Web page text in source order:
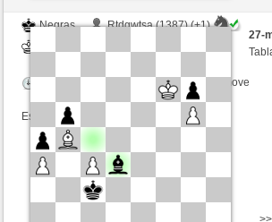
Negras
Rtdgwtsa (1387) (+1)
Tiempo: 15 minutes/side + 0 seconds/move
Esta partida es por puntos
27-